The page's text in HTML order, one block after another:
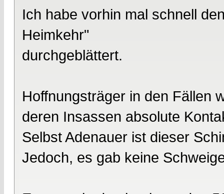
Ich habe vorhin mal schnell
Heimkehr"
durchgeblättert.
Hoffnungsträger in den Fällen
deren Insassen absolute
Selbst Adenauer ist dieser
Jedoch, es gab keine